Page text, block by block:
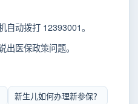
自动拨打 12393001。
医保政策问题。
新生儿如何办理新参保？